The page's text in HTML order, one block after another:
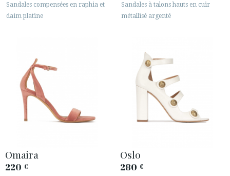
Sandales compensées en raphia et
daim platine
Sandales à talons hauts en cuir
métallisé argenté
Omaira
220 €
Oslo
280 €